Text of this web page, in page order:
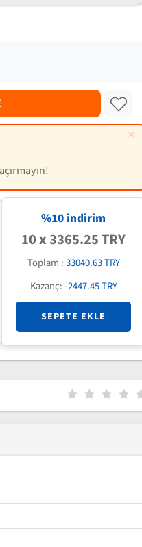
×
%10 indirim
10 x 3365.25 TRY
Toplam :33040.63 TRY
Kazanç:-2447.45 TRY
SEPETE EKLE